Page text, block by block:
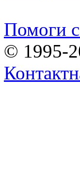
Помоги
© 1995-